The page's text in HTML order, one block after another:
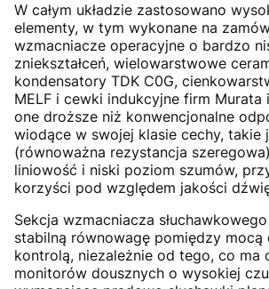
W całym układzie zastosowano
elementy, w tym wykonane na
wzmacniacze operacyjne o bardzo
zniekształceń, wielowarstwowe
kondensatory TDK C0G,
MELF i cewki indukcyjne firm Murata
one droższe niż konwencjonalne
wiodące w swojej klasie cechy, takie
(równoważna rezystancja
liniowość i niski poziom szumów,
korzyści pod względem jakości
Sekcja wzmacniacza
stabilną równowagę pomiędzy mocą
kontrolą, niezależnie od tego, co ma
monitorów dousznych o wysokiej